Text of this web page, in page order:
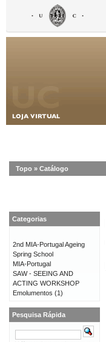
Topo » Catálogo
Categorias
2nd MIA-Portugal Ageing
Spring School
MIA-Portugal
SAW - SEEING AND
ACTING WORKSHOP
Emolumentos (1)
Pesquisa Rápida